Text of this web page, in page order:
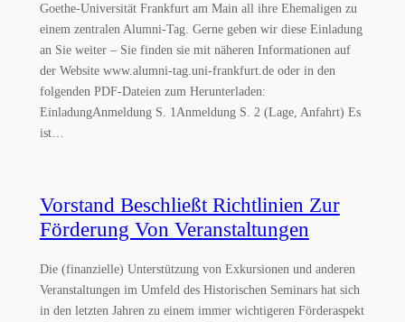
Goethe-Universität Frankfurt am Main all ihre Ehemaligen zu
einem zentralen Alumni-Tag. Gerne geben wir diese Einladung
an Sie weiter – Sie finden sie mit näheren Informationen auf
der Website www.alumni-tag.uni-frankfurt.de oder in den
folgenden PDF-Dateien zum Herunterladen:
EinladungAnmeldung S. 1Anmeldung S. 2 (Lage, Anfahrt) Es
ist…
Vorstand Beschließt Richtlinien Zur
Förderung Von Veranstaltungen
Die (finanzielle) Unterstützung von Exkursionen und anderen
Veranstaltungen im Umfeld des Historischen Seminars hat sich
in den letzten Jahren zu einem immer wichtigeren Förderaspekt